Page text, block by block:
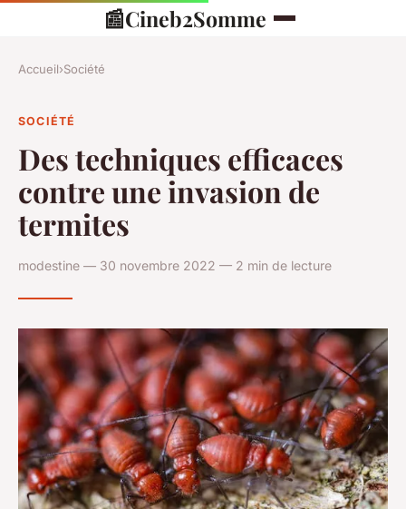
📰Cineb2Somme
Accueil›Société
SOCIÉTÉ
Des techniques efficaces
contre une invasion de
termites
modestine — 30 novembre 2022 — 2 min de lecture